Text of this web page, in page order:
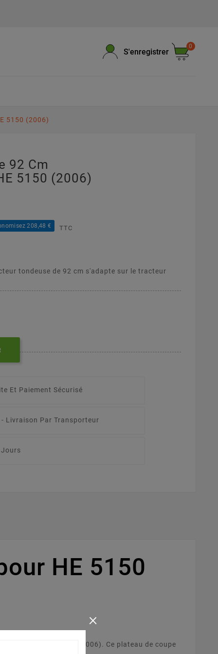
S'enregistrer
0
5150 (2006)
92 Cm
5150 (2006)
208,48 € TTC
tondeuse de 92 cm s'adapte sur le tracteur
Et Paiement Sécurisé
Livraison Par Transporteur
Jours
HE 5150
tondeuse HE 5150 (2006). Ce plateau de coupe
×